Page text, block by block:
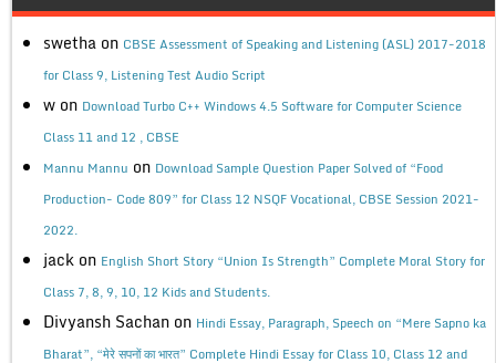
swetha on CBSE Assessment of Speaking and Listening (ASL) 2017-2018
for Class 9, Listening Test Audio Script
w on Download Turbo C++ Windows 4.5 Software for Computer Science
Class 11 and 12 , CBSE
Mannu Mannu on Download Sample Question Paper Solved of “Food
Production- Code 809” for Class 12 NSQF Vocational, CBSE Session 2021-
2022.
jack on English Short Story “Union Is Strength” Complete Moral Story for
Class 7, 8, 9, 10, 12 Kids and Students.
Divyansh Sachan on Hindi Essay, Paragraph, Speech on “Mere Sapno ka
Bharat”, “मेरे सपनों का भारत” Complete Hindi Essay for Class 10, Class 12 and